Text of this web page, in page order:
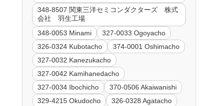
348-8507 関東三洋セミコンダクターズ 株式
会社 羽生工場
348-0053 Minami
327-0033 Ogoyacho
326-0324 Kubotacho
374-0001 Oshimacho
327-0032 Kanezukacho
327-0042 Kamihanedacho
327-0034 Ibochicho
370-0506 Akaiwanishi
329-4215 Okudocho
326-0328 Agatacho